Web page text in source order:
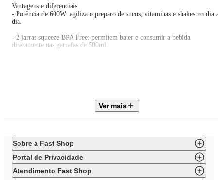
Vantagens e diferenciais
- Potência de 600W: agiliza o preparo de sucos, vitaminas e shakes no dia
dia.
- 2 jarras squeeze BPA Free: permitem bater e consumir a bebida
diretamente nas garrafas de 500ml.
- Trava de segurança: ajuda a evitar acionamentos acidentais do aparelho.
do monitor ou tela utilizada.
- As imagens são meramente ilustrativas.
- O produto real pode apresentar pequenas variações de tonalidade,
ou acabamento.
Ver mais
Sobre a Fast Shop
Portal de Privacidade
Atendimento Fast Shop